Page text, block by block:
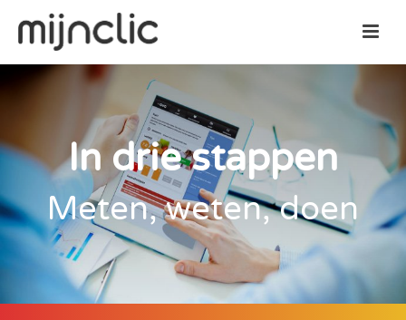
In drie stappen
Meten, weten, doen